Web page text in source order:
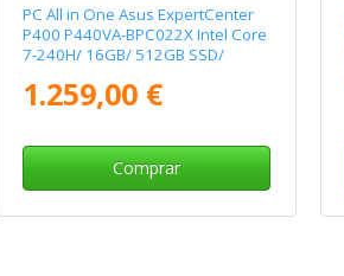
PC All in One Asus ExpertCenter
P400 P440VA-BPC022X Intel Core
7-240H/ 16GB/ 512GB SSD/
1.259,00 €
Comprar